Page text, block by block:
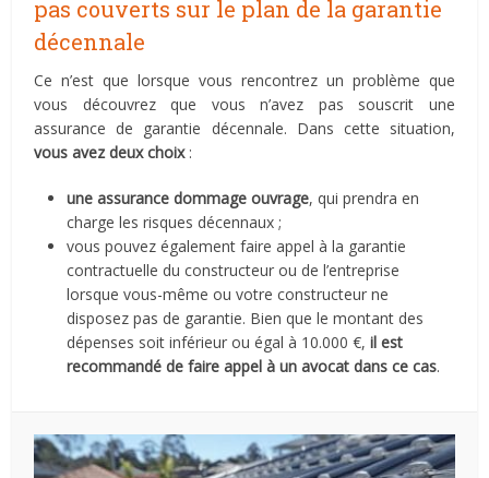
pas couverts sur le plan de la garantie
décennale
Ce n’est que lorsque vous rencontrez un problème que
vous découvrez que vous n’avez pas souscrit une
assurance de garantie décennale. Dans cette situation,
vous avez deux choix:
une assurance dommage ouvrage, qui prendra en
charge les risques décennaux ;
vous pouvez également faire appel à la garantie
contractuelle du constructeur ou de l’entreprise
lorsque vous-même ou votre constructeur ne
disposez pas de garantie. Bien que le montant des
dépenses soit inférieur ou égal à 10.000 €,il est
recommandé de faire appel à un avocat dans ce cas.